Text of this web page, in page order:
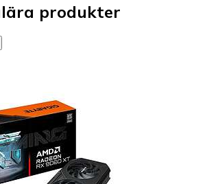
produkter